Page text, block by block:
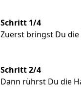
Schritt 1/4
Zuerst bringst Du
Schritt 2/4
Dann rührst Du die